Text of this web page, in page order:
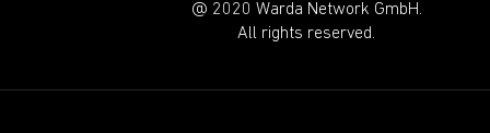
@ 2020 Warda Network GmbH.
All rights reserved.